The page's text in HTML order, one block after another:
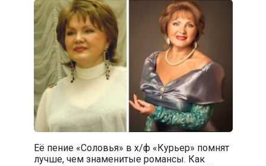
Её пение «Соловья» в х/ф «Курьер» помнят
лучше, чем знаменитые романсы. Как